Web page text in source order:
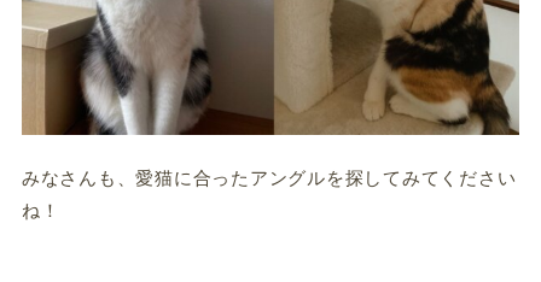
みなさんも、愛猫に合ったアングルを探してみてください
ね！